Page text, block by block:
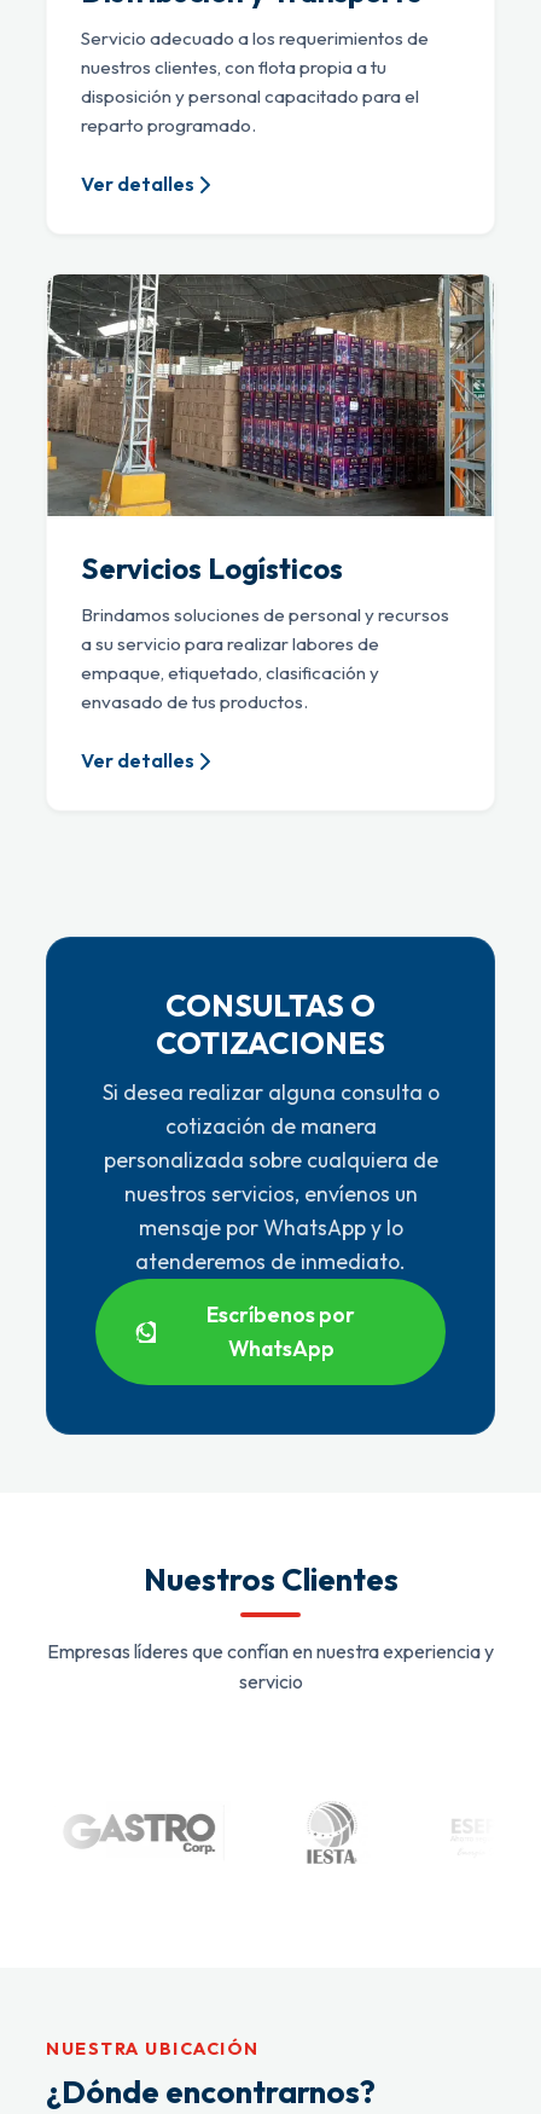
Servicio adecuado a los requerimientos de
nuestros clientes, con flota propia a tu
disposición y personal capacitado para el
reparto programado.
Ver detalles
Servicios Logísticos
Brindamos soluciones de personal y recursos
a su servicio para realizar labores de
empaque, etiquetado, clasificación y
envasado de tus productos.
Ver detalles
CONSULTAS O
COTIZACIONES
Si desea realizar alguna consulta o
cotización de manera
personalizada sobre cualquiera de
nuestros servicios, envíenos un
mensaje por WhatsApp y lo
atenderemos de inmediato.
Escríbenos por
WhatsApp
Nuestros Clientes
Empresas líderes que confían en nuestra experiencia y
servicio
NUESTRA UBICACIÓN
¿Dónde encontrarnos?